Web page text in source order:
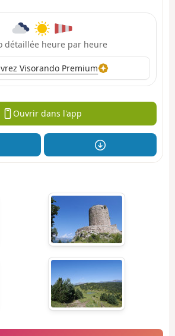
détaillée heure par heure
Visorando Premium
Ouvrir dans l'app